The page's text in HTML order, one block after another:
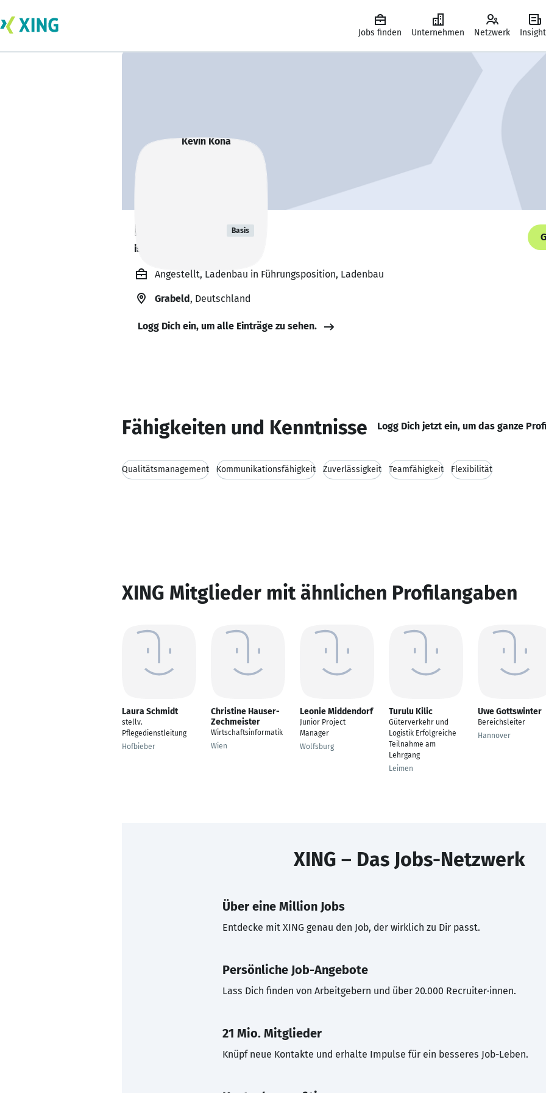
Jobs finden Unternehmen Netzwerk
Kevin Kona Basis
ist offen für Projekte. 🔎
Angestellt, Ladenbau in Führungsposition, Ladenbau
Grabeld, Deutschland
Logg Dich ein, um alle Einträge zu sehen.
Fähigkeiten und Kenntnisse Logg Dich jetzt ein, um das ganze
Qualitätsmanagement Kommunikationsfähigkeit Zuverlässigkeit Teamfähigkeit Flexibilität
XING Mitglieder mit ähnlichen Profilangaben
Laura Schmidt
stellv.
Pflegedienstleitung
Hofbieber
Christine Hauser-
Zechmeister
Wirtschaftsinformatik
Wien
Leonie Middendorf
Junior Project
Manager
Wolfsburg
Turulu Kilic
Güterverkehr und
Logistik Erfolgreiche
Teilnahme am
Lehrgang
Leimen
Uwe Gottswinter
Bereichsleiter
Hannover
XING – Das Jobs-Netzwerk
Über eine Million Jobs
Entdecke mit XING genau den Job, der wirklich zu Dir passt.
Persönliche Job-Angebote
Lass Dich finden von Arbeitgebern und über 20.000 Recruiter·innen.
21 Mio. Mitglieder
Knüpf neue Kontakte und erhalte Impulse für ein besseres Job-Leben.